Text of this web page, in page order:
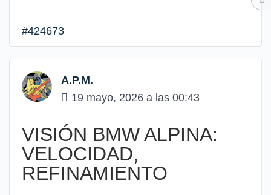
#424673
A.P.M.
19 mayo, 2026 a las 00:43
VISIÓN BMW ALPINA:
VELOCIDAD,
REFINAMIENTO